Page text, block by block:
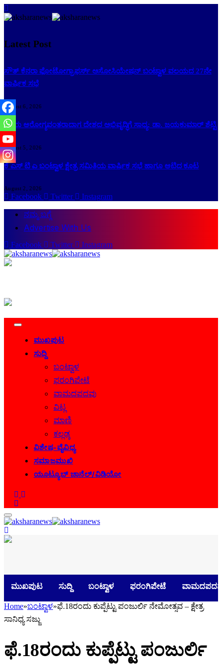
Latest Post
ಸೌತ್ ಕೆನರಾ ಫೋಟೋಗ್ರಾಫರ್ಸ್ ಅಸೋಸಿಯೇಷನ್ ಬಂಟ್ವಾಳ ವಲಯದ 27ನೇ
ವಾರ್ಷಿಕ ಸಭೆ
August 6, 2026
ಜನರು ಆರೋಗ್ಯವಂತರಾದಾಗ ದೇಶದ ಅಭಿವೃದ್ಧಿಗೆ ಸಾಧ್ಯ: ಡಾ. ಜಯಕುಮಾರ್ ಶೆಟ್ಟಿ
August 5, 2026
ಕೆ ಎಸ್ ಟಿ ಎ ಬಂಟ್ವಾಳ ಕ್ಷೇತ್ರ ಸಮಿತಿಯ ವಾರ್ಷಿಕ ಸಭೆ ಹಾಗೂ ಆಟಿದ ಕೂಟ
August 2, 2026
Facebook Twitter Instagram
ನಮ್ಮ ಬಗ್ಗೆ
Advertise With Us
Facebook Twitter Instagram
ಮುಖಪುಟ
ಸುದ್ದಿ
ಬಂಟ್ವಾಳ
ಫರಂಗಿಪೇಟೆ
ವಾಮದಪದವು
ವಿಟ್ಲ
ಮಾಣಿ
ಕಲ್ಲಡ್ಕ
ವಿಶೇಷ-ವೈವಿಧ್ಯ
ಸಮಾಜಮುಖಿ
ಯೂಟ್ಯೂಬ್ ಚಾನೆಲ್/ವಿಡಿಯೋ
ಮುಖಪುಟ ಸುದ್ದಿ ಬಂಟ್ವಾಳ ಫರಂಗಿಪೇಟೆ
Home»ಬಂಟ್ವಾಳ»ಫೆ.18ರಂದು ಕುಪ್ಪೆಟ್ಟು ಪಂಜುರ್ಲಿ ನೇಮೋತ್ಸವ – ಕ್ಷೇತ್ರ
ಸಾನಿಧ್ಯ ಸಜ್ಜು
ಫೆ.18ರಂದು ಕುಪ್ಪೆಟ್ಟು ಪಂಜುರ್ಲಿ